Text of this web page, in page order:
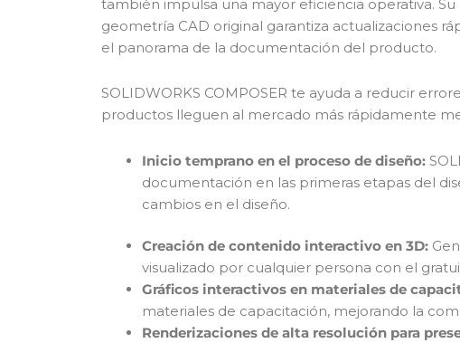
también impulsa una mayor eficiencia operativa.
geometría CAD original garantiza actualizaciones
el panorama de la documentación del producto.
SOLIDWORKS COMPOSER te ayuda a reducir
productos lleguen al mercado más rápidamente
Inicio temprano en el proceso de diseño:
documentación en las primeras etapas del
cambios en el diseño.
Creación de contenido interactivo en 3D:
visualizado por cualquier persona con el
Gráficos interactivos en materiales de
materiales de capacitación, mejorando la
Renderizaciones de alta resolución para